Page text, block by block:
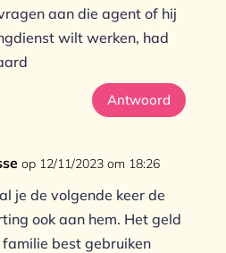
aan die agent of hij
wilt werken, had
Antwoord
op 12/11/2023 om 18:26
je de volgende keer de
ook aan hem. Het geld
familie best gebruiken